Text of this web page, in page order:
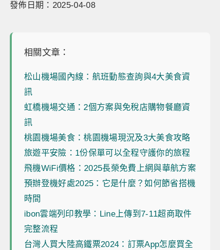
發佈日期：2025-04-08
相關文章：
松山機場國內線：航班動態查詢與4大美食資
訊
虹橋機場交通：2個方案與免稅店購物餐廳資
訊
桃園機場美食：桃園機場現況及3大美食攻略
旅遊平安險：1份保單可以全程守護你的旅程
飛機WiFi價格：2025長榮免費上網與華航方案
預辦登機好處2025：它是什麼？如何節省搭機
時間
ibon雲端列印教學：Line上傳到7-11超商取件
完整流程
台灣人買大陸高鐵票2024：訂票App怎麼買全